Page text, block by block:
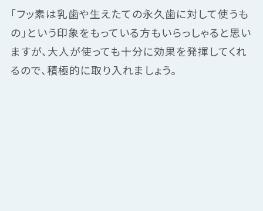
「フッ素は乳歯や生えたての永久歯に対して使うも
の」という印象をもっている方もいらっしゃると思い
ますが、大人が使っても十分に効果を発揮してくれ
るので、積極的に取り入れましょう。